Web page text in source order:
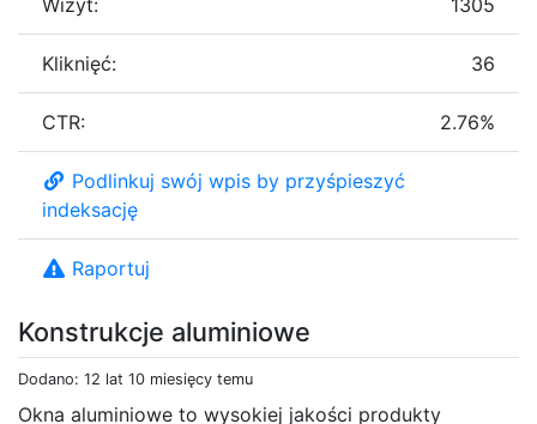
Konstrukcje aluminiowe
Dodano: 12 lat 10 miesięcy temu
Okna aluminiowe to wysokiej jakości produkty
Kliknięć: 36
CTR: 2.76%
Podlinkuj swój wpis by przyśpieszyć
indeksację
Raportuj